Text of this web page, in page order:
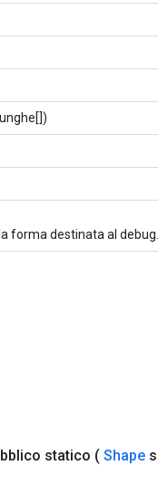
forma destinata al debug.
statico ( Shape